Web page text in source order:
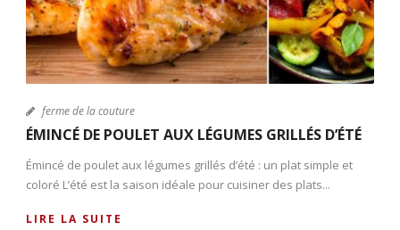
ferme de la couture
ÉMINCÉ DE POULET AUX LÉGUMES GRILLÉS D’ÉTÉ
Émincé de poulet aux légumes grillés d’été : un plat simple et
coloré L’été est la saison idéale pour cuisiner des plats...
LIRE LA SUITE